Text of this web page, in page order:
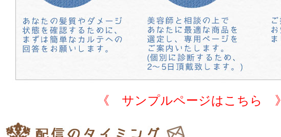
《 サンプルページはこちら 》